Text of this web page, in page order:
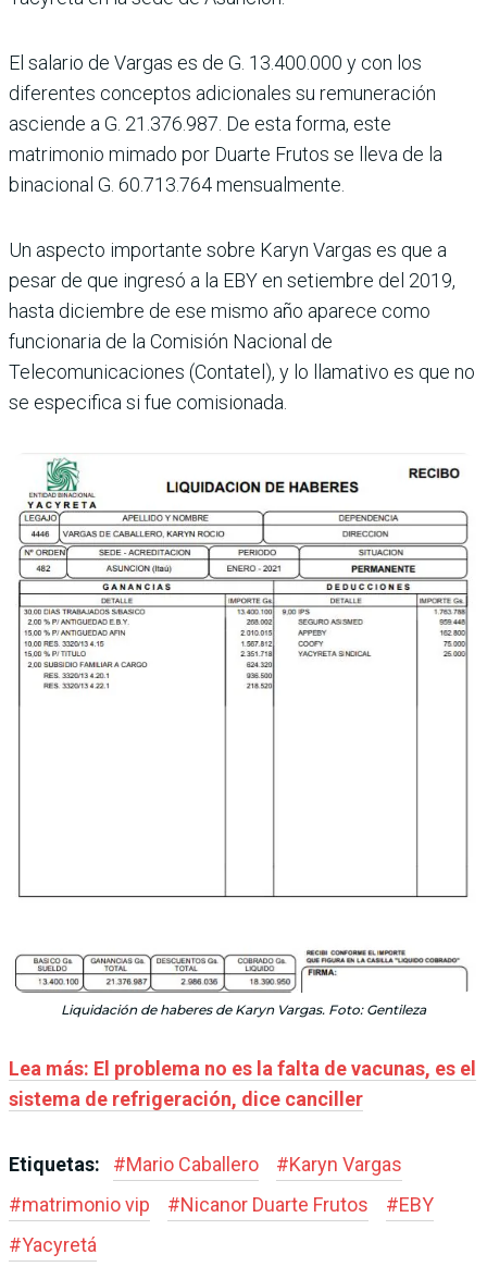
El salario de Vargas es de G. 13.400.000 y con los
diferentes conceptos adicionales su remuneración
asciende a G. 21.376.987. De esta forma, este
matrimonio mimado por Duarte Frutos se lleva de la
binacional G. 60.713.764 mensualmente.
Un aspecto importante sobre Karyn Vargas es que a
pesar de que ingresó a la EBY en setiembre del 2019,
hasta diciembre de ese mismo año aparece como
funcionaria de la Comisión Nacional de
Telecomunicaciones (Contatel), y lo llamativo es que no
se especifica si fue comisionada.
Liquidación de haberes de Karyn Vargas. Foto: Gentileza
Lea más: El problema no es la falta de vacunas, es el
sistema de refrigeración, dice canciller
Etiquetas: #Mario Caballero #Karyn Vargas
#matrimonio vip #Nicanor Duarte Frutos #EBY
#Yacyretá